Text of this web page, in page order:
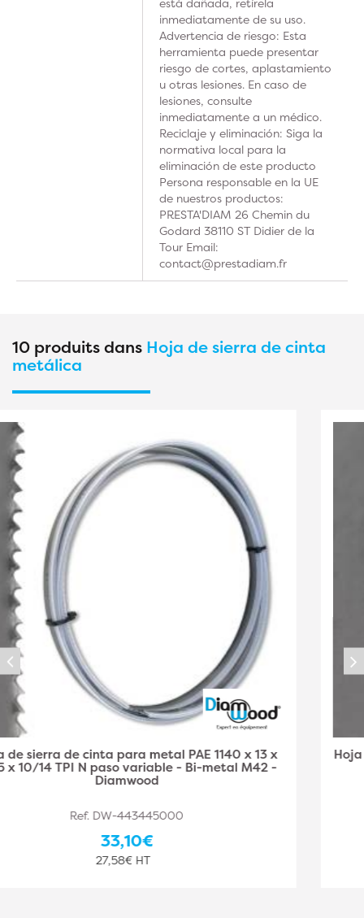
inmediatamente de su uso.
Advertencia de riesgo: Esta
herramienta puede presentar
riesgo de cortes, aplastamiento
u otras lesiones. En caso de
lesiones, consulte
inmediatamente a un médico.
Reciclaje y eliminación: Siga la
normativa local para la
eliminación de este producto
Persona responsable en la UE
de nuestros productos:
PRESTA'DIAM 26 Chemin du
Godard 38110 ST Didier de la
Tour Email:
contact@prestadiam.fr
10 produits dans Hoja de sierra de cinta
metálica
Hoja de Sierra de Cinta Metal PAE 1140 x 13 x 0,65 x
6/10 TPI N Paso Variable - Bi-Metal M42 -
Diamwood
Ref. DW-443445001